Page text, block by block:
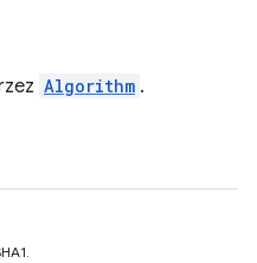
Algorithm .